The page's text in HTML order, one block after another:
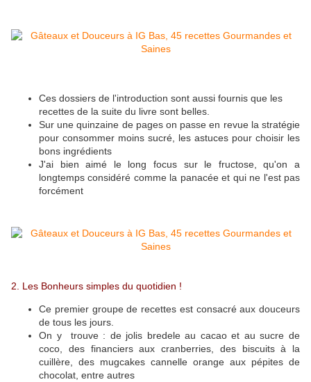
Ces dossiers de l'introduction sont aussi fournis que les
recettes de la suite du livre sont belles.
Sur une quinzaine de pages on passe en revue la stratégie
pour consommer moins sucré, les astuces pour choisir les
bons ingrédients
J'ai bien aimé le long focus sur le fructose, qu'on a
longtemps considéré comme la panacée et qui ne l'est pas
forcément
2. Les Bonheurs simples du quotidien !
Ce premier groupe de recettes est consacré aux douceurs
de tous les jours.
On y trouve : de jolis bredele au cacao et au sucre de
coco, des financiers aux cranberries, des biscuits à la
cuillère, des mugcakes cannelle orange aux pépites de
chocolat, entre autres